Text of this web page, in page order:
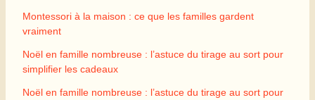
Montessori à la maison : ce que les familles gardent
vraiment
Noël en famille nombreuse : l’astuce du tirage au sort pour
simplifier les cadeaux
Noël en famille nombreuse : l’astuce du tirage au sort pour